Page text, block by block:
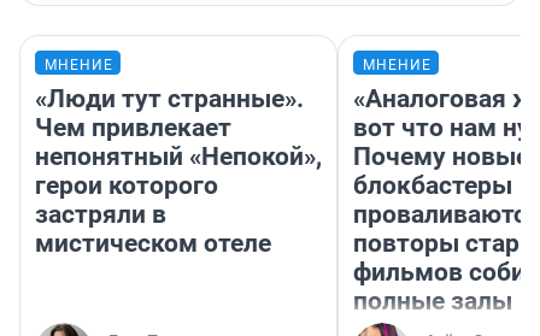
МНЕНИЕ
«Люди тут странные».
Чем привлекает
непонятный «Непокой»,
герои которого
застряли в
мистическом отеле
МНЕНИЕ
«Аналоговая
вот что нам
Почему новые
блокбастеры
повторы
фильмов
полные залы